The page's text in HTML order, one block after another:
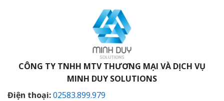
CÔNG TY TNHH MTV THƯƠNG MẠI VÀ DỊCH VỤ
MINH DUY SOLUTIONS
Điện thoại:02583.899.979